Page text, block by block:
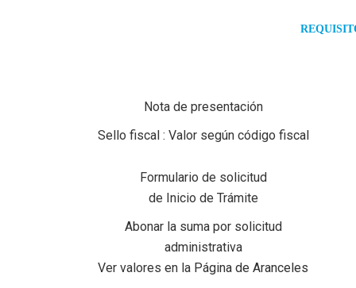
Nota de presentación
Sello fiscal : Valor según código fiscal
Formulario de solicitud
de Inicio de Trámite
Abonar la suma por solicitud
administrativa
Ver valores en la Página de Aranceles